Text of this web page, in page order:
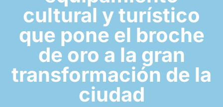
cultural y turístico
que pone el broche
de oro a la gran
transformación de la
ciudad